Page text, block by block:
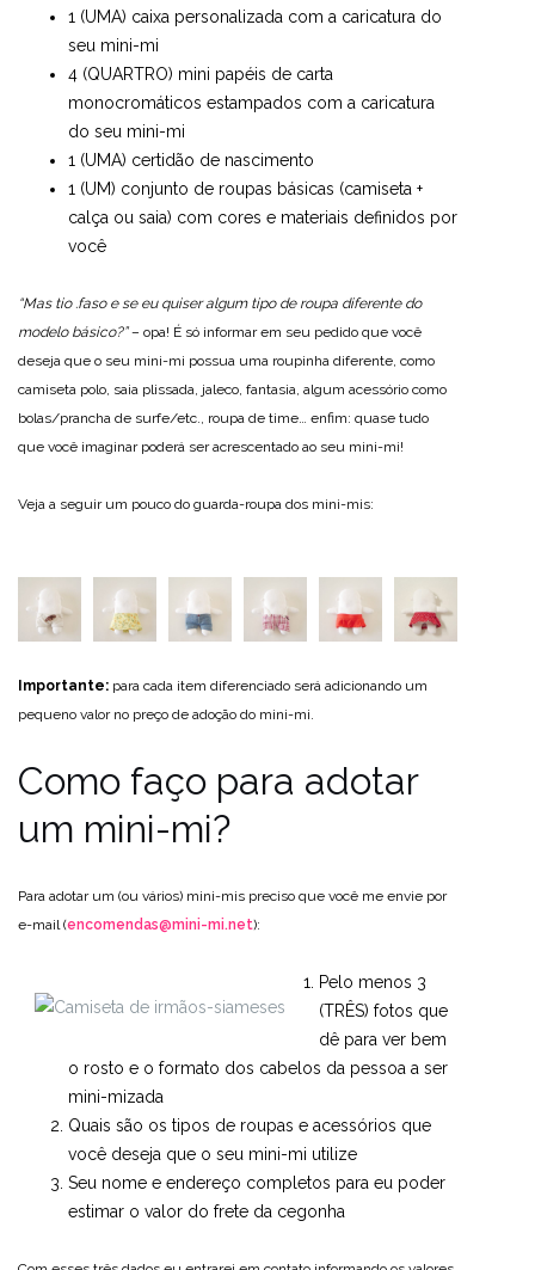
1 (UMA) caixa personalizada com a caricatura do
seu mini-mi
4 (QUARTRO) mini papéis de carta
monocromáticos estampados com a caricatura
do seu mini-mi
1 (UMA) certidão de nascimento
1 (UM) conjunto de roupas básicas (camiseta +
calça ou saia) com cores e materiais definidos por
você
“Mas tio .faso e se eu quiser algum tipo de roupa diferente do
modelo básico?”– opa! É só informar em seu pedido que você
deseja que o seu mini-mi possua uma roupinha diferente, como
camiseta polo, saia plissada, jaleco, fantasia, algum acessório como
bolas/prancha de surfe/etc., roupa de time… enfim: quase tudo
que você imaginar poderá ser acrescentado ao seu mini-mi!
Veja a seguir um pouco do guarda-roupa dos mini-mis:
Importante: para cada item diferenciado será adicionando um
pequeno valor no preço de adoção do mini-mi.
Como faço para adotar
um mini-mi?
Para adotar um (ou vários) mini-mis preciso que você me envie por
e-mail (encomendas@mini-mi.net):
Pelo menos 3
(TRÊS) fotos que
dê para ver bem
o rosto e o formato dos cabelos da pessoa a ser
mini-mizada
Quais são os tipos de roupas e acessórios que
você deseja que o seu mini-mi utilize
Seu nome e endereço completos para eu poder
estimar o valor do frete da cegonha